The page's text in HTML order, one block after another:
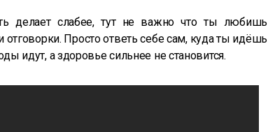
делает слабее, тут не важно что ты любишь
отговорки. Просто ответь себе сам, куда ты идёшь
идут, а здоровье сильнее не становится.